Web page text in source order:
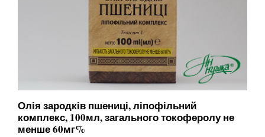
Олія зародків пшениці, ліпофільний
комплекс, 100мл, загального токоферолу не
менше 60мг%